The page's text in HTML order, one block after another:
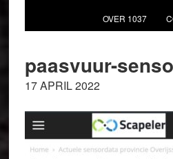
OVER 1037
paasvuur-
17 APRIL 2022